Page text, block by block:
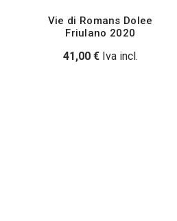
Vie di Romans Dolee
Friulano 2020
41,00 € Iva incl.